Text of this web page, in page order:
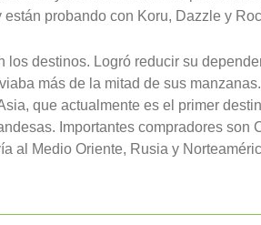
probando con Koru, Dazzle y
los destinos. Logró reducir su
más de la mitad de sus
que actualmente es el primer
Importantes compradores son
al Medio Oriente, Rusia y